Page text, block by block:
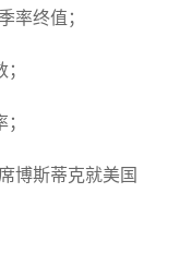
率终值；
博斯蒂克就美国